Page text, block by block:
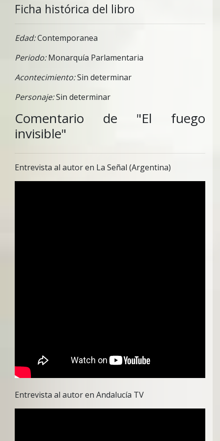
Ficha histórica del libro
Edad:Contemporanea
Periodo:Monarquía Parlamentaria
Acontecimiento:Sin determinar
Personaje:Sin determinar
Comentario de "El fuego
invisible"
Entrevista al autor en La Señal (Argentina)
Entrevista al autor en Andalucía TV